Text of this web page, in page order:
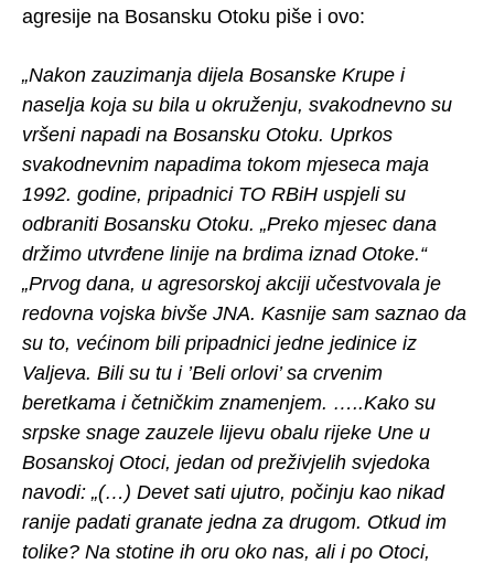
agresije na Bosansku Otoku piše i ovo:
„Nakon zauzimanja dijela Bosanske Krupe i
naselja koja su bila u okruženju, svakodnevno su
vršeni napadi na Bosansku Otoku. Uprkos
svakodnevnim napadima tokom mjeseca maja
1992. godine, pripadnici TO RBiH uspjeli su
odbraniti Bosansku Otoku. „Preko mjesec dana
držimo utvrđene linije na brdima iznad Otoke.“
„Prvog dana, u agresorskoj akciji učestvovala je
redovna vojska bivše JNA. Kasnije sam saznao da
su to, većinom bili pripadnici jedne jedinice iz
Valjeva. Bili su tu i ’Beli orlovi’ sa crvenim
beretkama i četničkim znamenjem. …..Kako su
srpske snage zauzele lijevu obalu rijeke Une u
Bosanskoj Otoci, jedan od preživjelih svjedoka
navodi: „(…) Devet sati ujutro, počinju kao nikad
ranije padati granate jedna za drugom. Otkud im
tolike? Na stotine ih oru oko nas, ali i po Otoci,